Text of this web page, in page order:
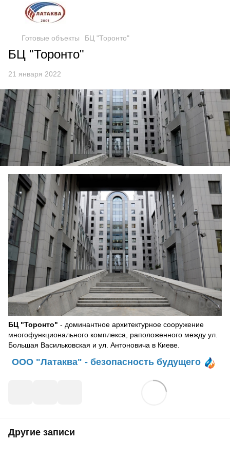
Готовые объекты БЦ "Торонто"
БЦ "Торонто"
21 января 2022
БЦ "Торонто" - доминантное архитектурное сооружение
многофункционального комплекса, раположенного между ул.
Большая Васильковская и ул. Антоновича в Киеве.
ООО "Латаква" - безопасность будущего
Другие записи